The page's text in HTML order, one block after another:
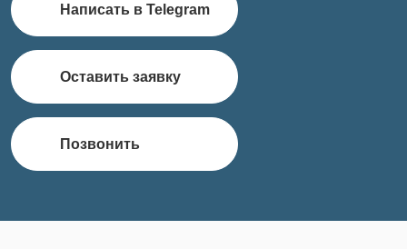
Написать в Telegram
Оставить заявку
Позвонить